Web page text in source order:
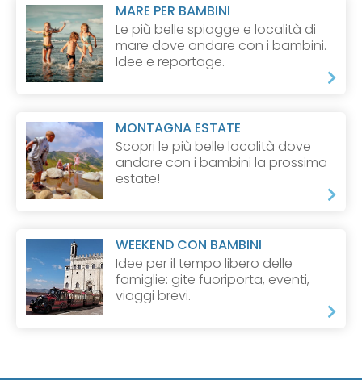
MARE PER BAMBINI
Le più belle spiagge e località di
mare dove andare con i bambini.
Idee e reportage.
MONTAGNA ESTATE
Scopri le più belle località dove
andare con i bambini la prossima
estate!
WEEKEND CON BAMBINI
Idee per il tempo libero delle
famiglie: gite fuoriporta, eventi,
viaggi brevi.